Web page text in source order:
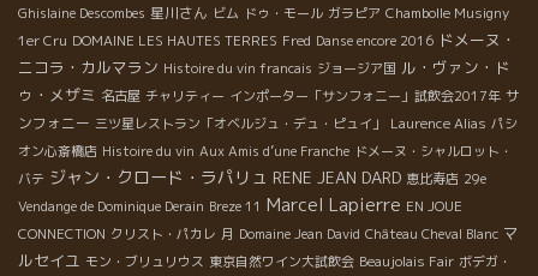
Ghislaine Descombes 星川さん ビム ドゥ・モール ガラピア Chambolle Musigny
1er Cru DOMAINE LES HAUTES TERRES Fred Danse encore 2016 ドメーヌ・
ニコラ・カルマラン Histoire du vin francais ジョージア国 ル・ヴァン・ド
ゥ・メザミ 名古屋 チャリティー インポーター「サンフォニー」試飲会2017年 サ
ンフォニー 三ツ星レストラン「オベルジュ・デュ・ピュイ」 Laurence Alias パシ
オン心斎橋店 Histoire du vin Aux Amis d’une Franche ドメーヌ・シャルロット・
バテ ジャン・クロード・ラパリュ RENE JEAN DARD 恵比寿店 29e
Vendange de Dominique Derain Breze 11 Marcel Lapierre EN JOUE
CONNECTION クリスト・パカレ 月 Domaine Jean David Château Cheval Blanc マ
ルセイユ モン・ブリュリウス 東京自然ワイン大試飲会 Beaujolais Fair ボデガ・